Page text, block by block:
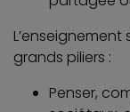
grands piliers :
Penser,